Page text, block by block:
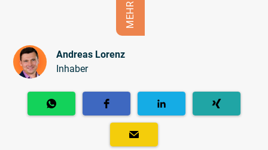
MEHR
Andreas Lorenz
Inhaber